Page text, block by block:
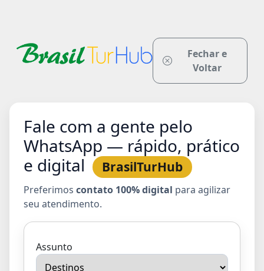
Fechar e
Voltar
Fale com a gente pelo
WhatsApp — rápido, prático
e digital
BrasilTurHub
Preferimos contato 100% digital para agilizar
seu atendimento.
Assunto